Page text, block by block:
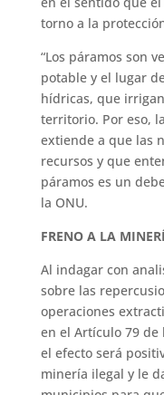
torno a la
“Los páramos son
potable y el lugar
hídricas, que
territorio. Por eso,
extiende a que las
recursos y que
páramos es un
la ONU.
FRENO A LA
Al indagar con
sobre las
operaciones
en el Artículo 79
el efecto será
minería ilegal y le